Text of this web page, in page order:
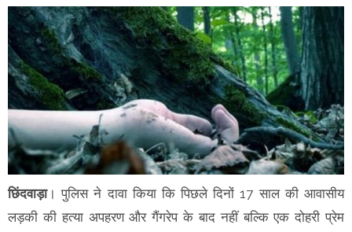
छिंदवाड़ा। पुलिस ने दावा किया कि पिछले दिनों 17 साल की आवासीय
लड़की की हत्या अपहरण और गैंगरेप के बाद नहीं बल्कि एक दोहरी प्रेम